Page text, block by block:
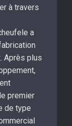
à travers
a
Après plus
premier
de type